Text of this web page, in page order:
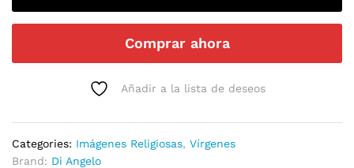
Comprar ahora
Añadir a la lista de deseos
Categories: Imágenes Religiosas, Vírgenes
Brand: Di Angelo